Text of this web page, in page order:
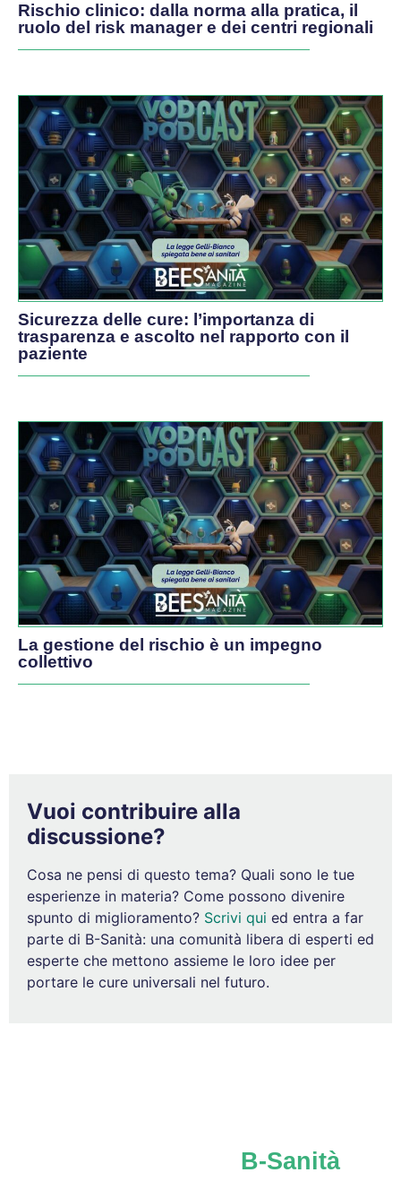
Rischio clinico: dalla norma alla pratica, il
ruolo del risk manager e dei centri regionali
Sicurezza delle cure: l’importanza di
trasparenza e ascolto nel rapporto con il
paziente
La gestione del rischio è un impegno
collettivo
Vuoi contribuire alla
discussione?
Cosa ne pensi di questo tema? Quali sono le tue
esperienze in materia? Come possono divenire
spunto di miglioramento? Scrivi qui ed entra a far
parte di B-Sanità: una comunità libera di esperti ed
esperte che mettono assieme le loro idee per
portare le cure universali nel futuro.
B-Sanità